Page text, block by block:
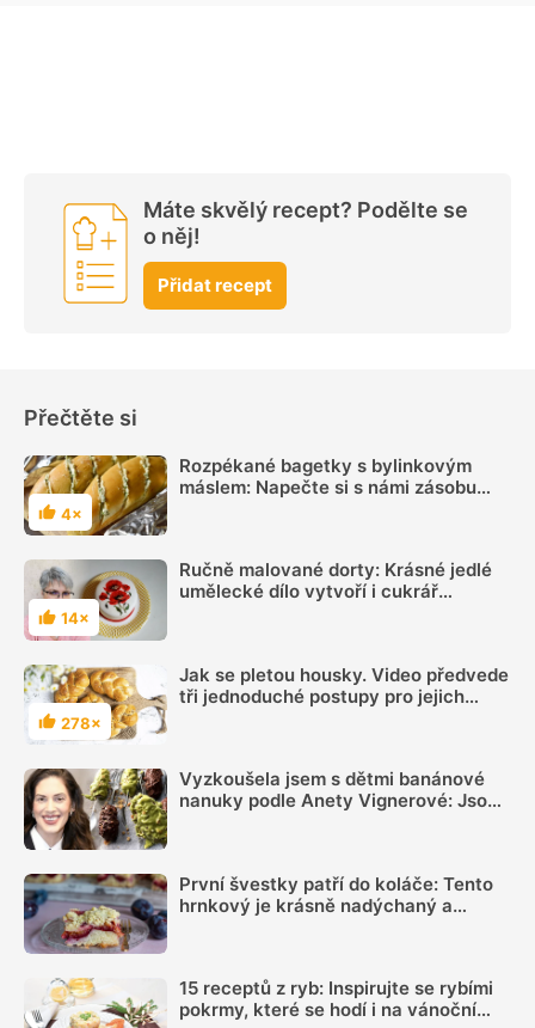
Máte skvělý recept? Podělte se
o něj!
Přidat recept
Přečtěte si
Hodnocení
4×
Rozpékané bagetky s bylinkovým
máslem: Napečte si s námi zásobu
Hodnocení
14×
Ručně malované dorty: Krásné jedlé
umělecké dílo vytvoří i cukrář
Hodnocení
278×
Jak se pletou housky. Video předvede
tři jednoduché postupy pro jejich
Vyzkoušela jsem s dětmi banánové
nanuky podle Anety Vignerové: Jsou
První švestky patří do koláče: Tento
hrnkový je krásně nadýchaný a
15 receptů z ryb: Inspirujte se rybími
pokrmy, které se hodí i na vánoční